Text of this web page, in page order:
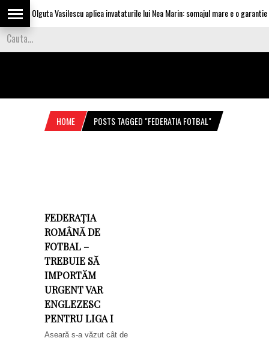
Olguta Vasilescu aplica invataturile lui Nea Marin: somajul mare e o garantie
HOME POSTS TAGGED "FEDERATIA FOTBAL"
FEDERAȚIA
ROMÂNĂ DE
FOTBAL –
TREBUIE SĂ
IMPORTĂM
URGENT VAR
ENGLEZESC
PENTRU LIGA I
Aseară s-a văzut cât de